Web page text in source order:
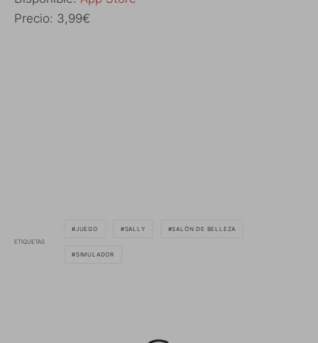
Precio: 3,99€
ETIQUETAS
JUEGO SALLY SALÓN DE BELLEZA
SIMULADOR